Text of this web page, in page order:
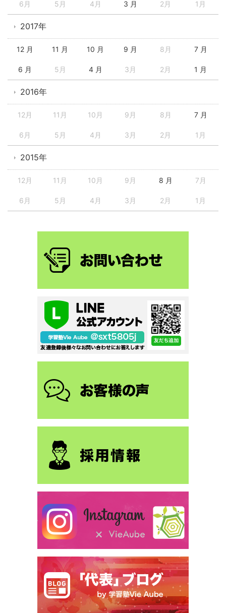
6月 5月 4月 3 月 2月 1月
2017年
12 月 11 月 10 月 9 月 8月 7 月
6 月 5月 4 月 3月 2月 1 月
2016年
12月 11月 10月 9月 8月 7 月
6月 5月 4月 3月 2月 1月
2015年
12月 11月 10月 9月 8 月 7月
6月 5月 4月 3月 2月 1月